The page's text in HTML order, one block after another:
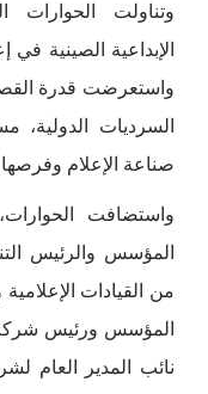
وتناولت الحوارات
الإبداعية الصينية
واستعرضت قدرة
السرديات
صناعة الإعلام وفرصها
واستضافت
المؤسس والرئيس
من القيادات